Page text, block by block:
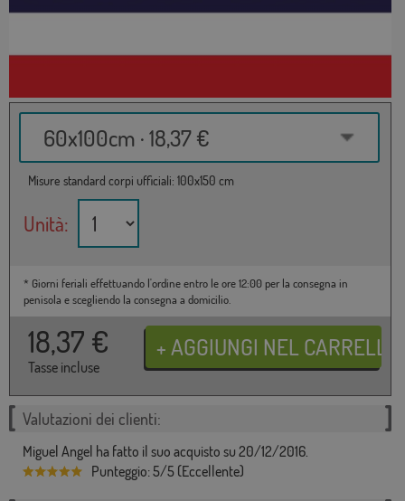
60x100cm · 18,37 €
Misure standard corpi ufficiali: 100x150 cm
Unità:
* Giorni feriali effettuando l'ordine entro le ore 12:00 per la consegna in
penisola e scegliendo la consegna a domicilio.
18,37 €
Tasse incluse
Valutazioni dei clienti:
Miguel Angel ha fatto il suo acquisto su 20/12/2016.
Punteggio: 5/5 (Eccellente)